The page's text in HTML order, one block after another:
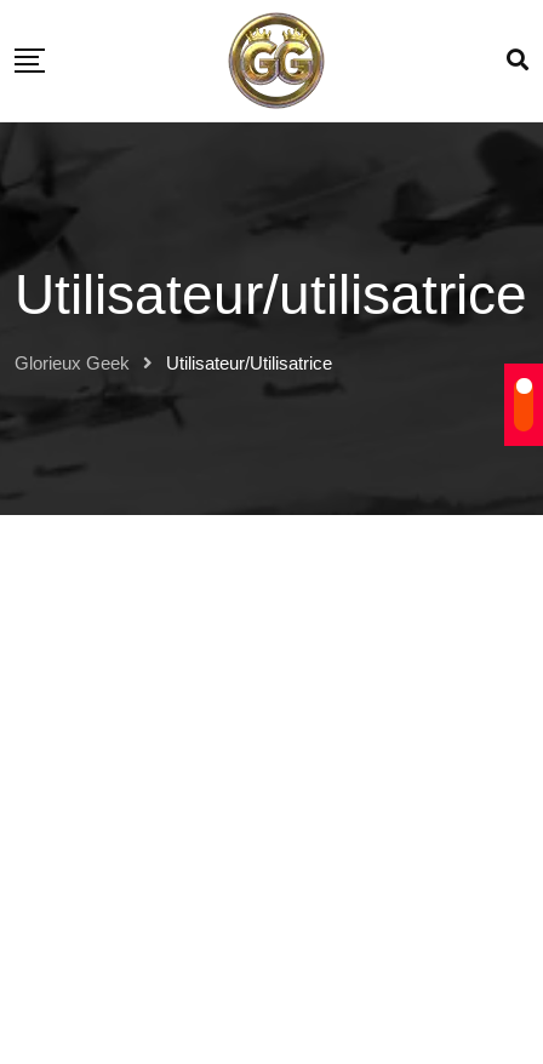
Utilisateur/utilisatrice
Glorieux Geek Utilisateur/utilisatrice